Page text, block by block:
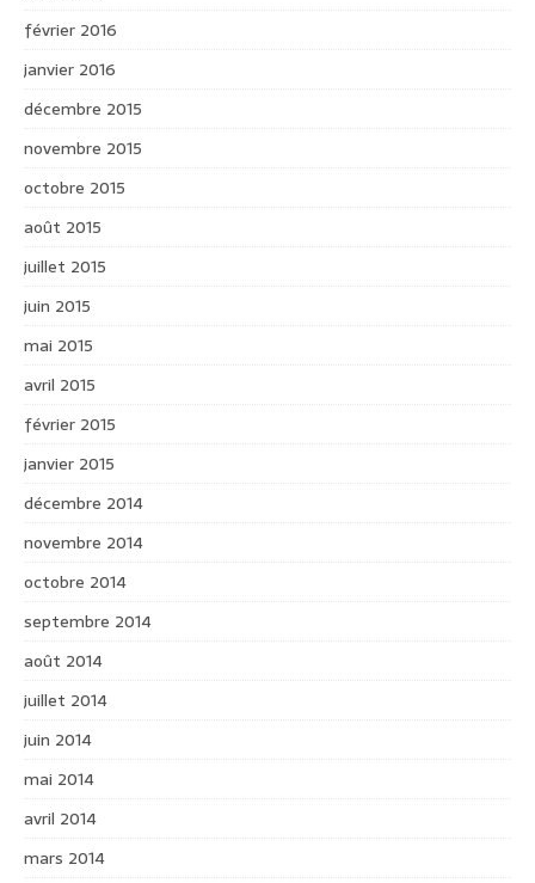
février 2016
janvier 2016
décembre 2015
novembre 2015
octobre 2015
août 2015
juillet 2015
juin 2015
mai 2015
avril 2015
février 2015
janvier 2015
décembre 2014
novembre 2014
octobre 2014
septembre 2014
août 2014
juillet 2014
juin 2014
mai 2014
avril 2014
mars 2014